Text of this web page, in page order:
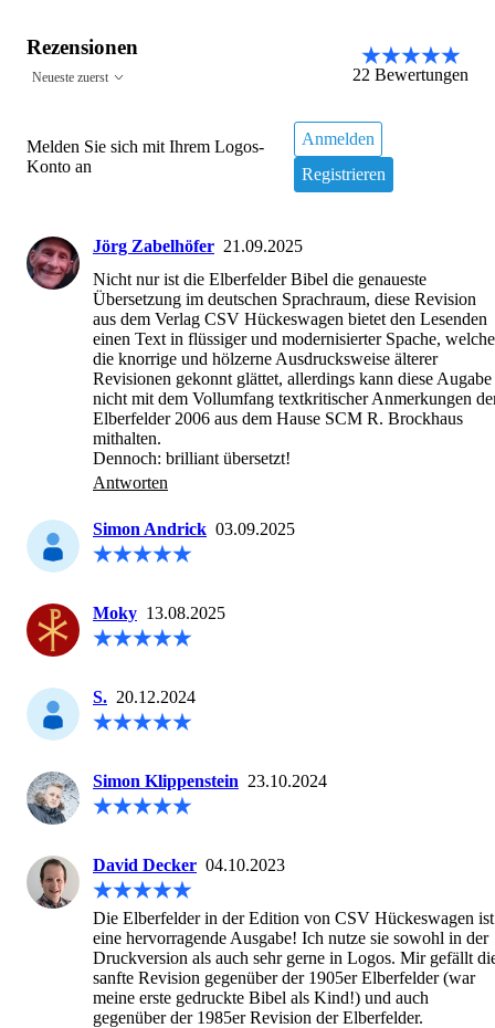
Rezensionen
Neueste zuerst 22 Bewertungen
Melden Sie sich mit Ihrem Logos-
Konto an
Anmelden
Registrieren
Jörg Zabelhöfer 21.09.2025
Nicht nur ist die Elberfelder Bibel die genaueste
Übersetzung im deutschen Sprachraum, diese Revision
aus dem Verlag CSV Hückeswagen bietet den Lesenden
einen Text in flüssiger und modernisierter Spache, welche
die knorrige und hölzerne Ausdrucksweise älterer
Revisionen gekonnt glättet, allerdings kann diese Augabe
nicht mit dem Vollumfang textkritischer Anmerkungen
Elberfelder 2006 aus dem Hause SCM R. Brockhaus
mithalten.
Dennoch: brilliant übersetzt!
Antworten
Simon Andrick 03.09.2025
Moky 13.08.2025
S. 20.12.2024
Simon Klippenstein 23.10.2024
David Decker 04.10.2023
Die Elberfelder in der Edition von CSV Hückeswagen ist
eine hervorragende Ausgabe! Ich nutze sie sowohl in der
Druckversion als auch sehr gerne in Logos. Mir gefällt
sanfte Revision gegenüber der 1905er Elberfelder (war
meine erste gedruckte Bibel als Kind!) und auch
gegenüber der 1985er Revision der Elberfelder.